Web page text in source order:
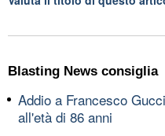
Blasting News consiglia
Addio a Francesco
all'età di 86 anni